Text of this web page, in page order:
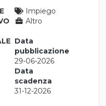
Impiego
Altro
Data
pubblicazione
29-06-2026
Data
scadenza
31-12-2026